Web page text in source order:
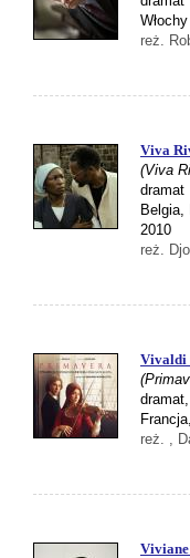
reż.
Viva
(Viva
dramat
Belgia,
2010
reż.
Vivaldi
reż. ,
Viviane